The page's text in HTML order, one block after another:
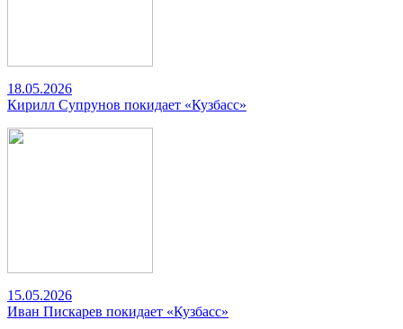
18.05.2026
Кирилл Супрунов покидает «Кузбасс»
15.05.2026
Иван Пискарев покидает «Кузбасс»